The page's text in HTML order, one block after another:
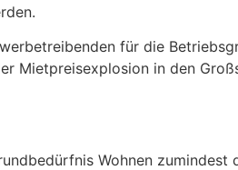
für die
Mietpreisexplosion in den
Wohnen